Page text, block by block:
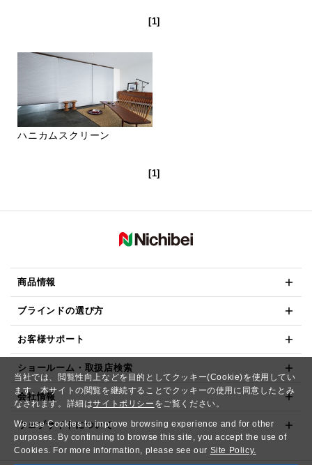
当社では、閲覧性向上などを目的としてクッキー(Cookie)を使用してい
ます。本サイトの閲覧を継続することでクッキーの使用に同意したとみ
なされます。詳細はサイトポリシー をご覧ください。
We use Cookies to improve browsing experience and for other
purposes. By continuing to browse this site, you accept the use of
Cookies. For more information, please see our Site Policy.
[1]
ハニカムスクリーン
[1]
商品情報
ブラインドの選び方
お客様サポート
ショールーム・取扱店検索
会社情報
ウェブサイトについて